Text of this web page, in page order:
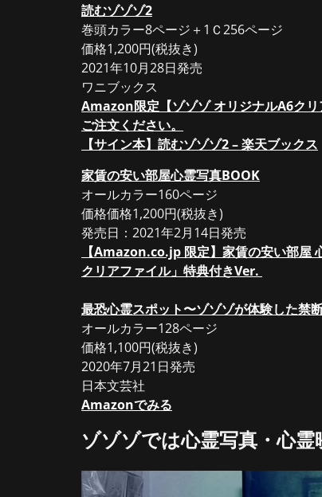
読むゾゾゾ2
巻頭カラー8ページ＋1Ｃ256ページ
価格1,200円(税抜き)
2021年10月28日発売
ワニブックス
Amazon限定【ゾゾゾ オリジナルA6ク
ご注文ください。
【サイン本】読むゾゾゾ2 – 楽天ブックス
家賃の安い部屋心霊写真BOOK
オールカラー160ページ
価格価格1,200円(税抜き)
発売日：2021年2月14日発売
【Amazon.co.jp 限定】家賃の安い部
クリアファイル」特典付きVer.
最恐心霊スポット〜ゾゾゾが体験した禁
オールカラー128ページ
価格1,100円(税抜き)
2020年7月21日発売
日本文芸社
Amazonでみる
ゾゾゾでは心霊写真・心霊